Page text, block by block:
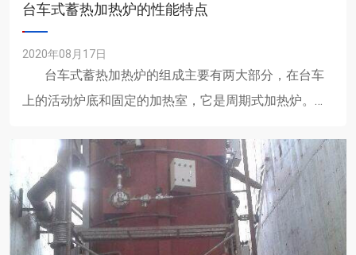
台车式蓄热加热炉的性能特点
2020年08月17日
台车式蓄热加热炉的组成主要有两大部分，在台车
上的活动炉底和固定的加热室，它是周期式加热炉。台